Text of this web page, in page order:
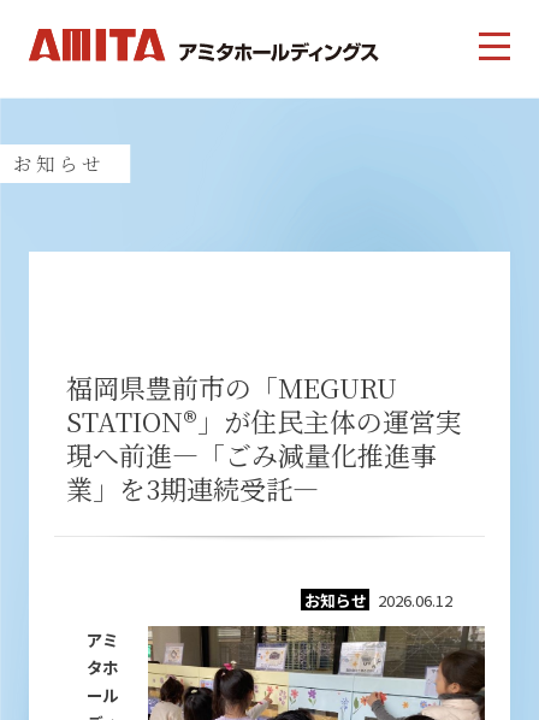
お知らせ
福岡県豊前市の「MEGURU
STATION®」が住民主体の運営実
現へ前進―「ごみ減量化推進事
業」を3期連続受託―
お知らせ 2026.06.12
アミ
タホ
ール